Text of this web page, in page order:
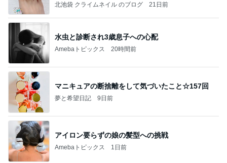
北池袋 クライムネイル のブログ 21日前
水虫と診断され3歳息子への心配
Amebaトピックス 20時間前
マニキュアの断捨離をして気づいたこと☆157回
夢と希望日記 9日前
アイロン要らずの娘の髪型への挑戦
Amebaトピックス 1日前